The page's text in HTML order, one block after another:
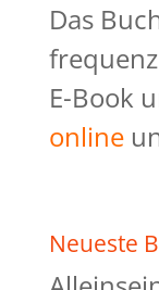
Das
E-Book
online
Neueste